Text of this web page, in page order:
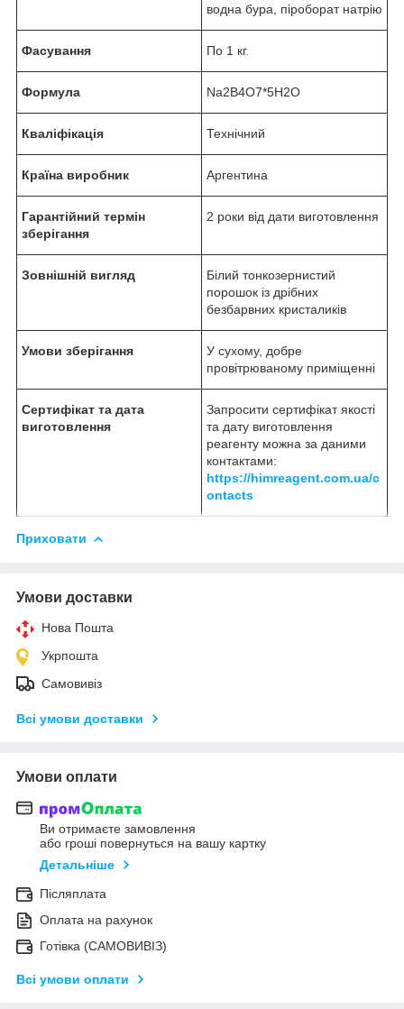
водна бура, піроборат натрію
Фасування По 1 кг.
Формула Na2B4O7*5H2O
Кваліфікація Технічний
Країна виробник Аргентина
Гарантійний термін
зберігання
2 роки від дати виготовлення
Зовнішній вигляд
Білий тонкозернистий
порошок із дрібних
безбарвних кристаликів
Умови зберігання
У сухому, добре
провітрюваному приміщенні
Сертифікат та дата
виготовлення
Запросити сертифікат якості
та дату виготовлення
реагенту можна за даними
контактами:
https://himreagent.com.ua/c
ontacts
Приховати
Умови доставки
Нова Пошта
Укрпошта
Самовивіз
Всі умови доставки
Умови оплати
Ви отримаєте замовлення
або гроші повернуться на вашу картку
Детальніше
Післяплата
Оплата на рахунок
Готівка (САМОВИВІЗ)
Всі умови оплати